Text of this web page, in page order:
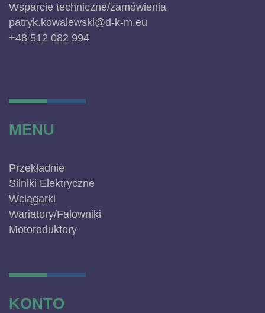
Wsparcie techniczne/zamówienia
patryk.kowalewski@d-k-m.eu
+48 512 082 994
MENU
Przekładnie
Silniki Elektryczne
Wciągarki
Wariatory/Falowniki
Motoreduktory
KONTO